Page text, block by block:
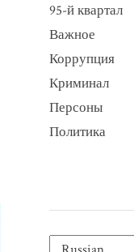
95-й квартал
Важное
Коррупция
Криминал
Персоны
Политика